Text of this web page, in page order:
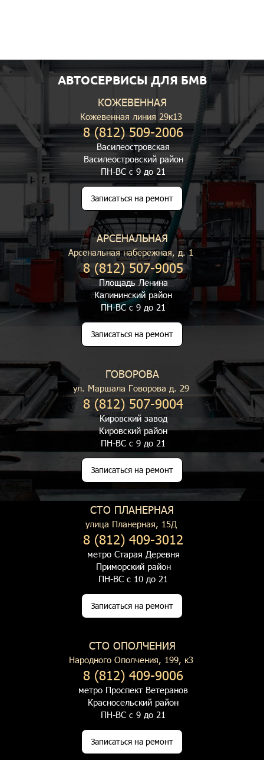
АВТОСЕРВИСЫ ДЛЯ БМВ
КОЖЕВЕННАЯ
Кожевенная линия 29к13
8 (812) 509-2006
Василеостровская
Василеостровский район
ПН-ВС с 9 до 21
Записаться на ремонт
АРСЕНАЛЬНАЯ
Арсенальная набережная, д. 1
8 (812) 507-9005
Площадь Ленина
Калининский район
ПН-ВС с 9 до 21
Записаться на ремонт
ГОВОРОВА
ул. Маршала Говорова д. 29
8 (812) 507-9004
Кировский завод
Кировский район
ПН-ВС с 9 до 21
Записаться на ремонт
СТО ПЛАНЕРНАЯ
улица Планерная, 15Д
8 (812) 409-3012
метро Старая Деревня
Приморский район
ПН-ВС с 10 до 21
Записаться на ремонт
СТО ОПОЛЧЕНИЯ
Народного Ополчения, 199, к3
8 (812) 409-9006
метро Проспект Ветеранов
Красносельский район
ПН-ВС с 9 до 21
Записаться на ремонт